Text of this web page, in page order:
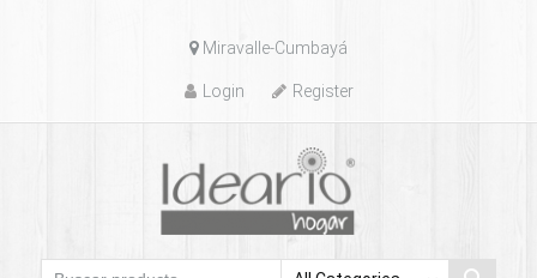
to
Miravalle-Cumbayá
Login Register